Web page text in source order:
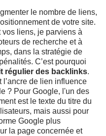
le nombre de liens,
de votre site.
liens, je parviens à
de recherche et à
dans la stratégie de
C’est pourquoi
régulier des backlinks.
de lien influence
? Pour Google, l'un des
est le texte du titre du
mais aussi pour
Google plus
la page concernée et